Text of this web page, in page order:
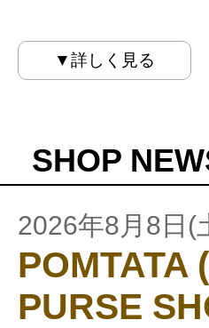
▼詳しく見る
SHOP
2026年8月8日(
POMTATA
PURSE